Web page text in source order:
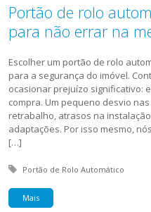
Portão de rolo
para não errar na
Escolher um portão de rolo
para a segurança do imóvel.
ocasionar prejuízo significativo:
compra. Um pequeno desvio
retrabalho, atrasos na
adaptações. Por isso mesmo,
[…]
Tagged with:
Portão de Rolo Automático
Mais